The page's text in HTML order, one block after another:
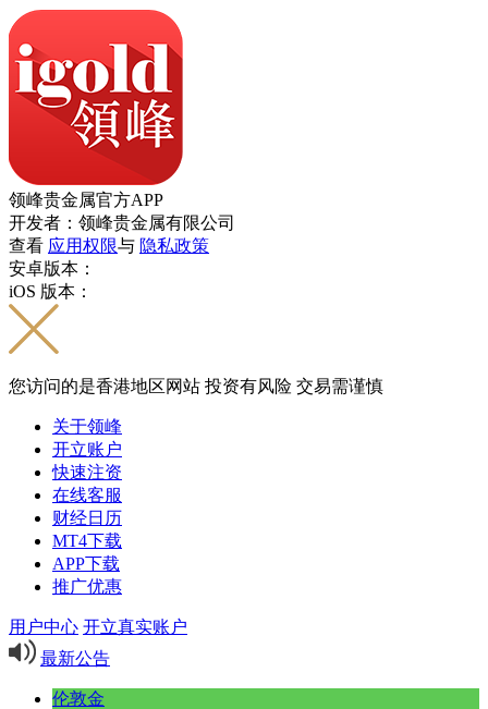
领峰贵金属官方APP
开发者：领峰贵金属有限公司
查看 应用权限与 隐私政策
安卓版本：
iOS 版本：
您访问的是香港地区网站 投资有风险 交易需谨慎
关于领峰
开立账户
快速注资
在线客服
财经日历
MT4下载
APP下载
推广优惠
用户中心 开立真实账户
最新公告
伦敦金